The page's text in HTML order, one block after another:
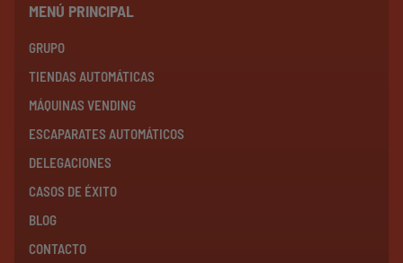
MENÚ PRINCIPAL
GRUPO
TIENDAS AUTOMÁTICAS
MÁQUINAS VENDING
ESCAPARATES AUTOMÁTICOS
DELEGACIONES
CASOS DE ÉXITO
BLOG
CONTACTO